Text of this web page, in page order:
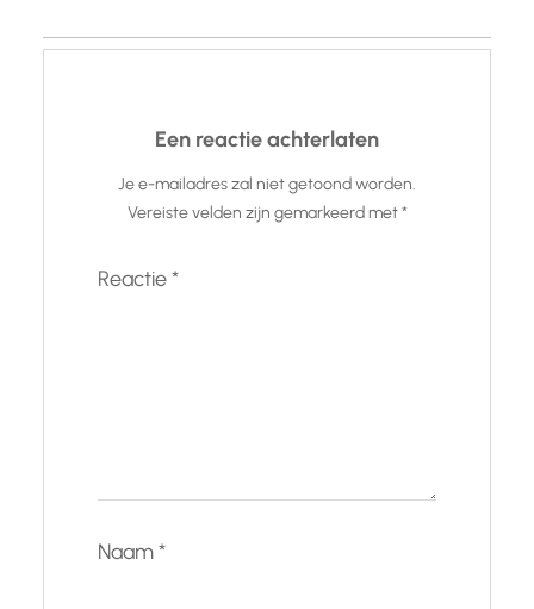
Een reactie achterlaten
Je e-mailadres zal niet getoond worden.
Vereiste velden zijn gemarkeerd met*
Reactie*
Naam*